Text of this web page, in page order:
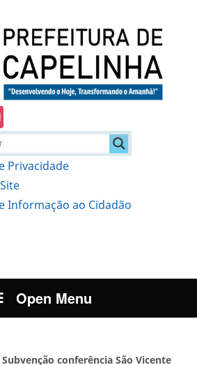
Privacidade
Informação ao Cidadão
Open Menu
conferência São Vicente